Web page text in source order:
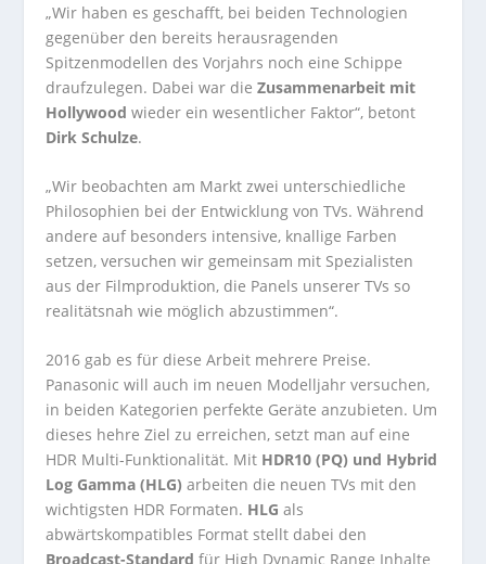
„Wir haben es geschafft, bei beiden Technologien
gegenüber den bereits herausragenden
Spitzenmodellen des Vorjahrs noch eine Schippe
draufzulegen. Dabei war die Zusammenarbeit mit
Hollywood wieder ein wesentlicher Faktor“, betont
Dirk Schulze.
„Wir beobachten am Markt zwei unterschiedliche
Philosophien bei der Entwicklung von TVs. Während
andere auf besonders intensive, knallige Farben
setzen, versuchen wir gemeinsam mit Spezialisten
aus der Filmproduktion, die Panels unserer TVs so
realitätsnah wie möglich abzustimmen“.
2016 gab es für diese Arbeit mehrere Preise.
Panasonic will auch im neuen Modelljahr versuchen,
in beiden Kategorien perfekte Geräte anzubieten. Um
dieses hehre Ziel zu erreichen, setzt man auf eine
HDR Multi-Funktionalität. Mit HDR10 (PQ) und Hybrid
Log Gamma (HLG) arbeiten die neuen TVs mit den
wichtigsten HDR Formaten. HLG als
abwärtskompatibles Format stellt dabei den
Broadcast-Standard für High Dynamic Range Inhalte